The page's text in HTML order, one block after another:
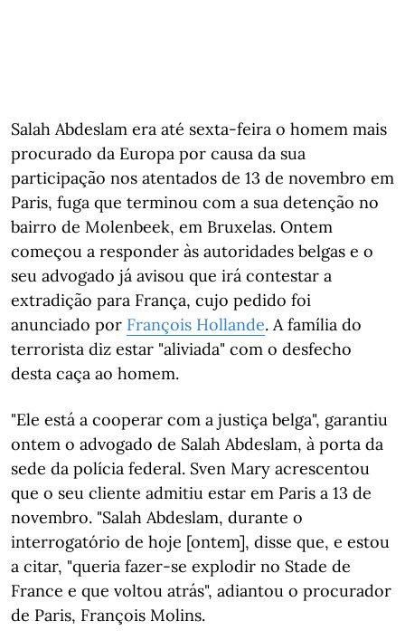
Salah Abdeslam era até sexta-feira o homem mais
procurado da Europa por causa da sua
participação nos atentados de 13 de novembro em
Paris, fuga que terminou com a sua detenção no
bairro de Molenbeek, em Bruxelas. Ontem
começou a responder às autoridades belgas e o
seu advogado já avisou que irá contestar a
extradição para França, cujo pedido foi
anunciado por François Hollande. A família do
terrorista diz estar "aliviada" com o desfecho
desta caça ao homem.
"Ele está a cooperar com a justiça belga", garantiu
ontem o advogado de Salah Abdeslam, à porta da
sede da polícia federal. Sven Mary acrescentou
que o seu cliente admitiu estar em Paris a 13 de
novembro. "Salah Abdeslam, durante o
interrogatório de hoje [ontem], disse que, e estou
a citar, "queria fazer-se explodir no Stade de
France e que voltou atrás", adiantou o procurador
de Paris, François Molins.